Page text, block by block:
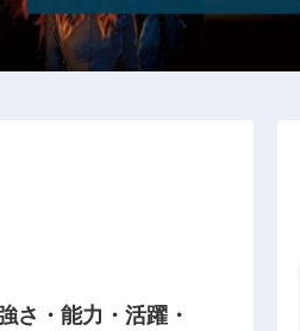
さ・能力・活躍・